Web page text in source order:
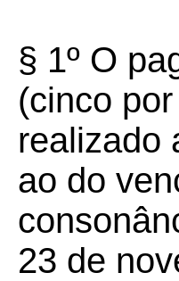
§ 1º O
(cinco
realizado
ao do
23 de